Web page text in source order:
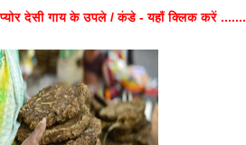
प्योर देसी गाय के उपले / कंडे - यहाँ क्लिक करें .......